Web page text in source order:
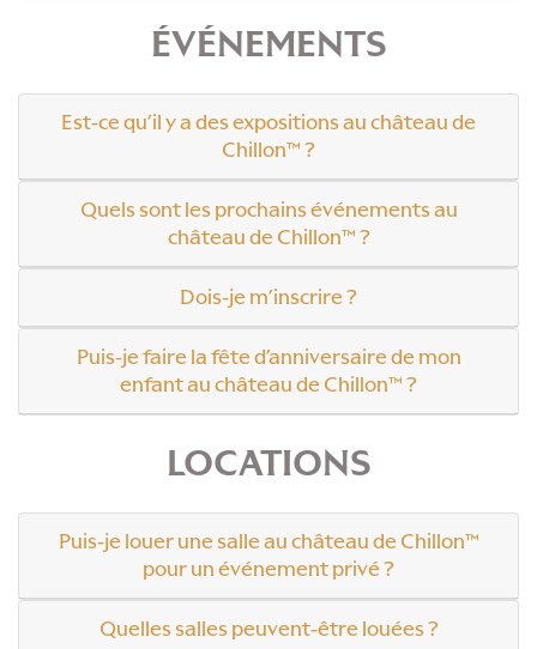
ÉVÉNEMENTS
Est-ce qu’il y a des expositions au château de
Chillon™ ?
Quels sont les prochains événements au
château de Chillon™ ?
Dois-je m’inscrire ?
Puis-je faire la fête d’anniversaire de mon
enfant au château de Chillon™ ?
LOCATIONS
Puis-je louer une salle au château de Chillon™
pour un événement privé ?
Quelles salles peuvent-être louées ?